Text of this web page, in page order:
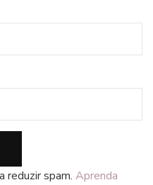
reduzir spam. Aprenda